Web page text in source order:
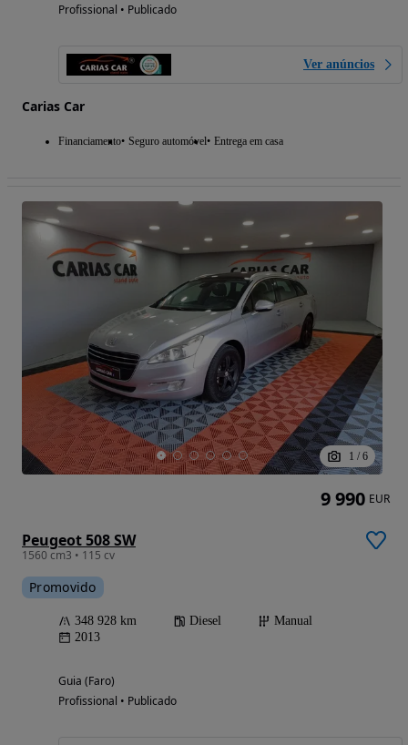
Profissional • Publicado
Ver anúncios
Carias Car
Financiamento Seguro automóvel Entrega em casa
1 / 6
Peugeot 508 SW
1560 cm3 • 115 cv
Promovido
348 928 km Diesel
Manual
2013
Guia (Faro)
Profissional • Publicado
9 990 EUR